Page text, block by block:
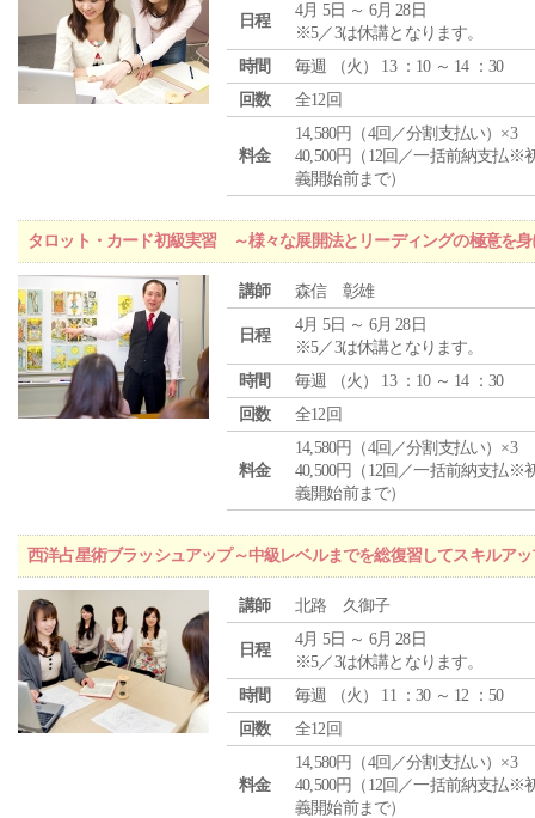
日程
4月 5日 ～ 6月 28日
※5／3は休講となります。
時間
毎週 （火 ） 13 ：10 ～ 14 ：30
回数
全12回
料金
14,580円（4回／分割支払い）×3
40,500円（12回／一括前納支払※
義開始前まで）
タロット・カード初級実習 ～様々な展開法とリーディングの極意を身
講師 森信 彰雄
日程
4月 5日 ～ 6月 28日
※5／3は休講となります。
時間
毎週 （火 ） 13 ：10 ～ 14 ：30
回数
全12回
料金
14,580円（4回／分割支払い）×3
40,500円（12回／一括前納支払※
義開始前まで）
西洋占星術ブラッシュアップ～中級レベルまでを総復習してスキルア
講師 北路 久御子
日程
4月 5日 ～ 6月 28日
※5／3は休講となります。
時間
毎週 （火 ） 11 ：30 ～ 12 ：50
回数
全12回
料金
14,580円（4回／分割支払い）×3
40,500円（12回／一括前納支払※
義開始前まで）